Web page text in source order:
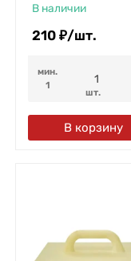
В наличии
210 ₽/шт.
мин.
1
шт.
В корзину